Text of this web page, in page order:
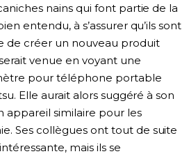
nains qui font partie de la
entendu, à s’assurer qu’ils sont
de créer un nouveau produit
venue en voyant une
pour téléphone portable
Elle aurait alors suggéré à son
appareil similaire pour les
Ses collègues ont tout de suite
mais ils se